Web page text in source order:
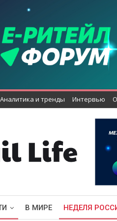
Аналитика и тренды Интервью
В МИРЕ НЕДЕЛЯ